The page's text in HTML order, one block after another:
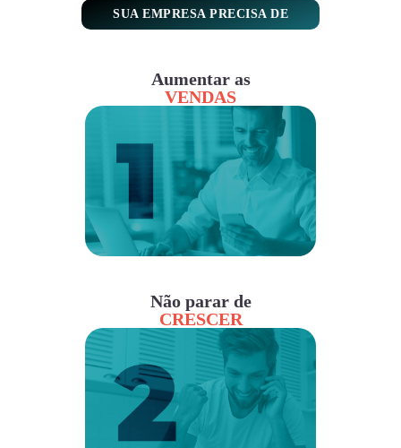
SUA EMPRESA PRECISA DE
Aumentar as
VENDAS
Não parar de
CRESCER